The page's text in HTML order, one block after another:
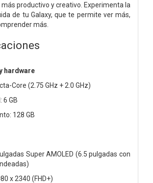
más productivo y creativo. Experimenta la
de tu Galaxy, que te permite ver más,
más.
hardware
Core (2.75 GHz + 2.0 GHz)
6 GB
128 GB
Super AMOLED (6.5 pulgadas con
x 2340 (FHD+)